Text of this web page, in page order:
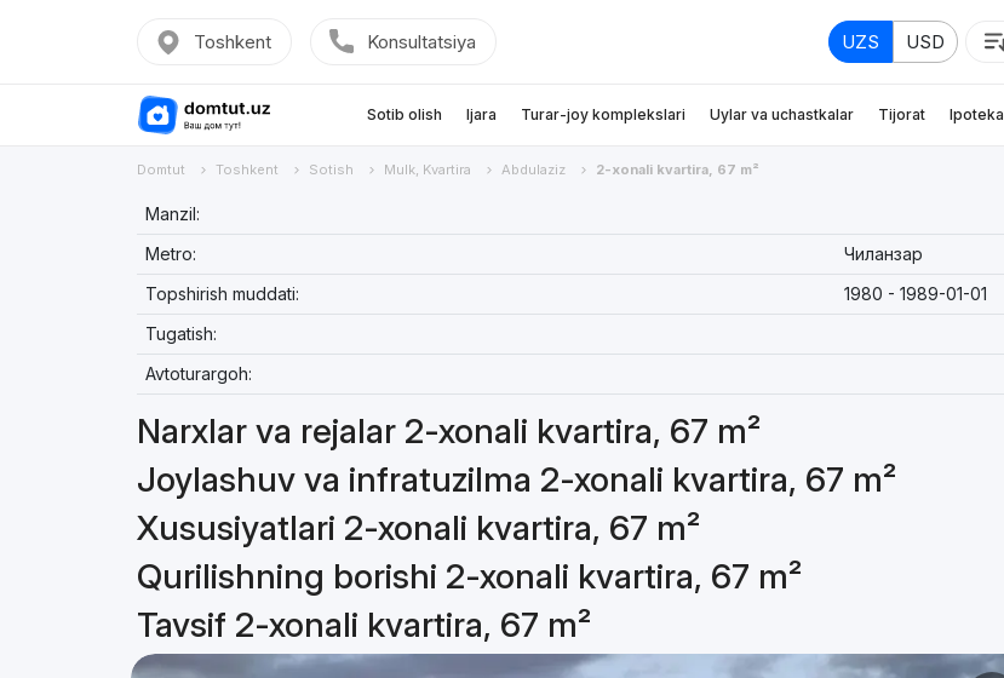
Toshkent Konsultatsiya UZS USD
Sotib olish Ijara Turar-joy komplekslari Uylar va uchastkalar Tijorat Ipoteka
Domtut Toshkent Sotish Mulk, Kvartira Abdulaziz 2-xonali kvartira, 67 m²
Manzil:
Metro:
Чиланзар
Topshirish muddati:
1980 - 1989-01-01
Tugatish:
Avtoturargoh:
Narxlar va rejalar 2-xonali kvartira, 67 m²
Joylashuv va infratuzilma 2-xonali kvartira, 67 m²
Xususiyatlari 2-xonali kvartira, 67 m²
Qurilishning borishi 2-xonali kvartira, 67 m²
Tavsif 2-xonali kvartira, 67 m²